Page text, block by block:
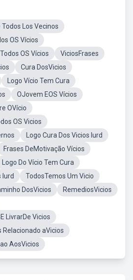
Los Vecinos
OS Vícios
OS Vícios
ViciosFrases
Cura DosVicios
Logo Vício Tem Cura
OJovem EOS Vícios
OVício
OS Vicios
Logo Cura Dos Vicios Iurd
Frases DeMotivação Vícios
Logo Do Vício Tem Cura
Iurd
TodosTemos Um Vicio
DosVicios
RemediosVicios
LivrarDe Vicios
Relacionado aVicios
AosVicios